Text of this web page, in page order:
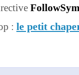
: le petit